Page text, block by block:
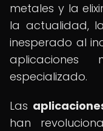
metales y la
la actualidad,
inesperado al
especializado.
Las
han